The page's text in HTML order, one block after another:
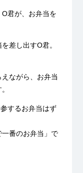
君が、お弁当を
差し出すO君。
ながら、お弁当
するお弁当はず
番のお弁当」で